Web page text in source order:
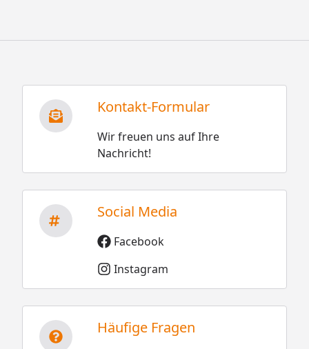
Kontakt-Formular
Wir freuen uns auf Ihre
Nachricht!
Social Media
Facebook
Instagram
Häufige Fragen